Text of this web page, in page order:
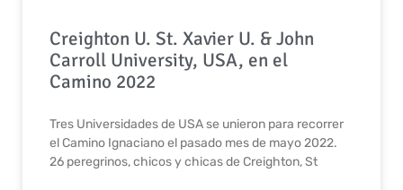
Creighton U. St. Xavier U. & John
Carroll University, USA, en el
Camino 2022
Tres Universidades de USA se unieron para recorrer
el Camino Ignaciano el pasado mes de mayo 2022.
26 peregrinos, chicos y chicas de Creighton, St